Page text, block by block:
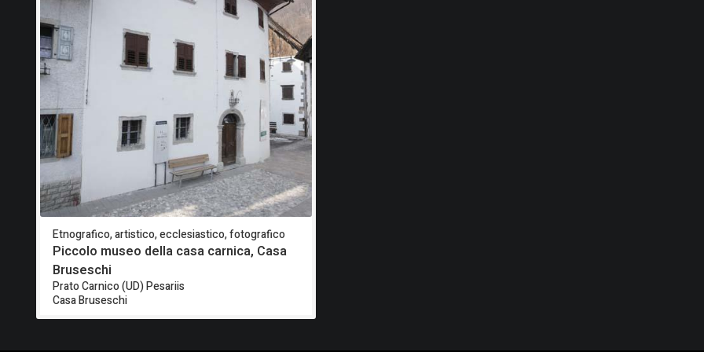
Etnografico, artistico, ecclesiastico, fotografico
Piccolo museo della casa carnica, Casa
Bruseschi
Prato Carnico (UD) Pesariis
Casa Bruseschi